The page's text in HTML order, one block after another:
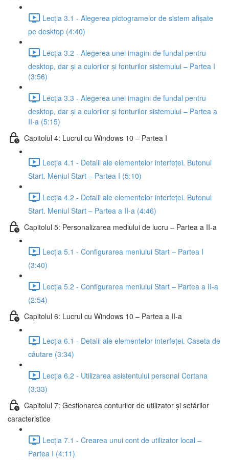
Lecția 3.1 - Alegerea pictogramelor de sistem afișate
pe desktop (4:40)
Lecția 3.2 - Alegerea unei imagini de fundal pentru
desktop, dar și a culorilor și fonturilor sistemului – Partea I
(3:56)
Lecția 3.3 - Alegerea unei imagini de fundal pentru
desktop, dar și a culorilor și fonturilor sistemului – Partea a
II-a (5:15)
Capitolul 4: Lucrul cu Windows 10 – Partea I
Lecția 4.1 - Detalii ale elementelor interfeței. Butonul
Start. Meniul Start – Partea I (5:10)
Lecția 4.2 - Detalii ale elementelor interfeței. Butonul
Start. Meniul Start – Partea a II-a (4:46)
Capitolul 5: Personalizarea mediului de lucru – Partea a II-a
Lecția 5.1 - Configurarea meniului Start – Partea I
(3:40)
Lecția 5.2 - Configurarea meniului Start – Partea a II-a
(2:54)
Capitolul 6: Lucrul cu Windows 10 – Partea a II-a
Lecția 6.1 - Detalii ale elementelor interfeței. Caseta de
căutare (3:34)
Lecția 6.2 - Utilizarea asistentului personal Cortana
(3:33)
Capitolul 7: Gestionarea conturilor de utilizator și setărilor
caracteristice
Lecția 7.1 - Crearea unui cont de utilizator local –
Partea I (4:11)